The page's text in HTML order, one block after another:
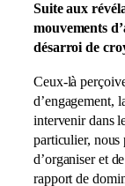
Suite aux
mouvements
désarroi de
Ceux-là
d’engagement,
intervenir dans
particulier, nous
d’organiser et
rapport de